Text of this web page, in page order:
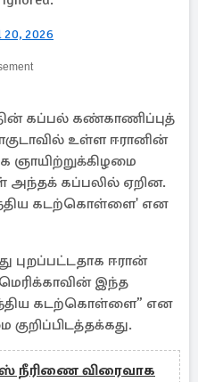
20, 2026
கப்பல் கண்காணிப்புத்
உள்ள ஈரானின்
ஞாயிற்றுக்கிழமை
கப்பலில் ஏறின.
கடற்கொள்ளை' என
புறப்பட்டதாக ஈரான்
இந்த
கடற்கொள்ளை” என
நீரிணை விரைவாக